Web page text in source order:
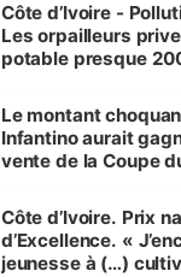
Côte d’Ivoire -
Les orpailleurs
potable presque
Le montant
Infantino aurait
vente de la Coupe
Côte d’Ivoire. Prix
d’Excellence. «
jeunesse à (…)